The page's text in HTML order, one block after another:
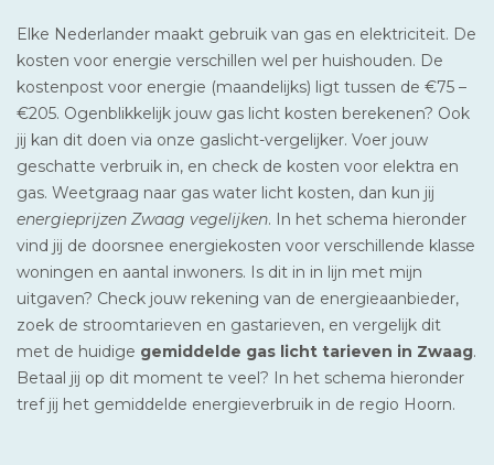
Elke Nederlander maakt gebruik van gas en elektriciteit. De
kosten voor energie verschillen wel per huishouden. De
kostenpost voor energie (maandelijks) ligt tussen de €75 –
€205. Ogenblikkelijk jouw gas licht kosten berekenen? Ook
jij kan dit doen via onze gaslicht-vergelijker. Voer jouw
geschatte verbruik in, en check de kosten voor elektra en
gas. Weetgraag naar gas water licht kosten, dan kun jij
energieprijzen Zwaag vegelijken. In het schema hieronder
vind jij de doorsnee energiekosten voor verschillende klasse
woningen en aantal inwoners. Is dit in in lijn met mijn
uitgaven? Check jouw rekening van de energieaanbieder,
zoek de stroomtarieven en gastarieven, en vergelijk dit
met de huidige gemiddelde gas licht tarieven in Zwaag.
Betaal jij op dit moment te veel? In het schema hieronder
tref jij het gemiddelde energieverbruik in de regio Hoorn.